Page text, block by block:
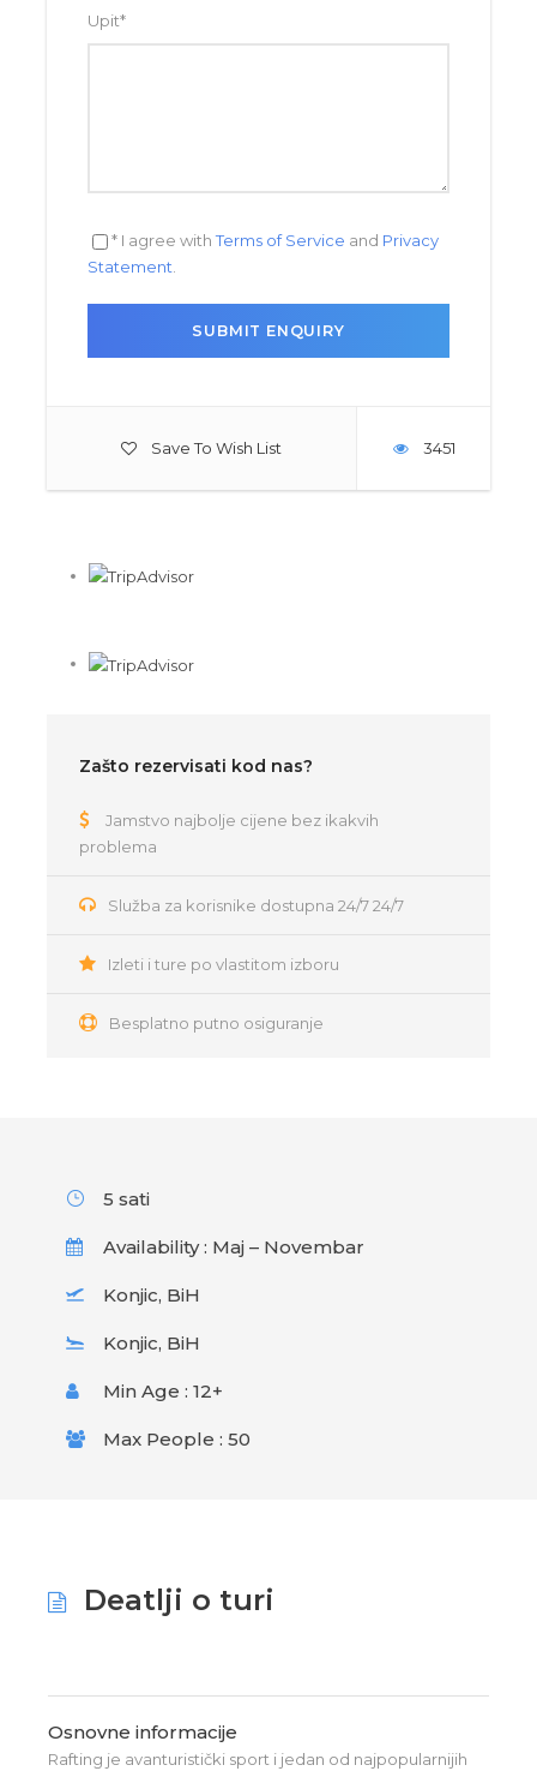
Upit*
* I agree withTerms of Service and Privacy
Statement
Save To Wish List 3451
Zašto rezervisati kod nas?
Jamstvo najbolje cijene bez ikakvih
problema
Služba za korisnike dostupna 24/7 24/7
Izleti i ture po vlastitom izboru
Besplatno putno osiguranje
5 sati
Availability : Maj – Novembar
Konjic, BiH
Konjic, BiH
Min Age : 12+
Max People : 50
Deatlji o turi
Osnovne informacije
Rafting je avanturistički sport i jedan od najpopularnijih